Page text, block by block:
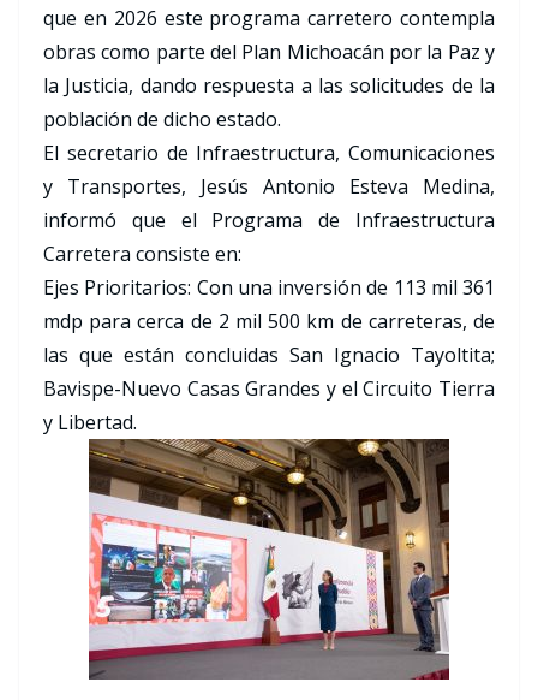
que en 2026 este programa carretero contempla
obras como parte del Plan Michoacán por la Paz y
la Justicia, dando respuesta a las solicitudes de la
población de dicho estado.
El secretario de Infraestructura, Comunicaciones
y Transportes, Jesús Antonio Esteva Medina,
informó que el Programa de Infraestructura
Carretera consiste en:
Ejes Prioritarios: Con una inversión de 113 mil 361
mdp para cerca de 2 mil 500 km de carreteras, de
las que están concluidas San Ignacio Tayoltita;
Bavispe-Nuevo Casas Grandes y el Circuito Tierra
y Libertad.